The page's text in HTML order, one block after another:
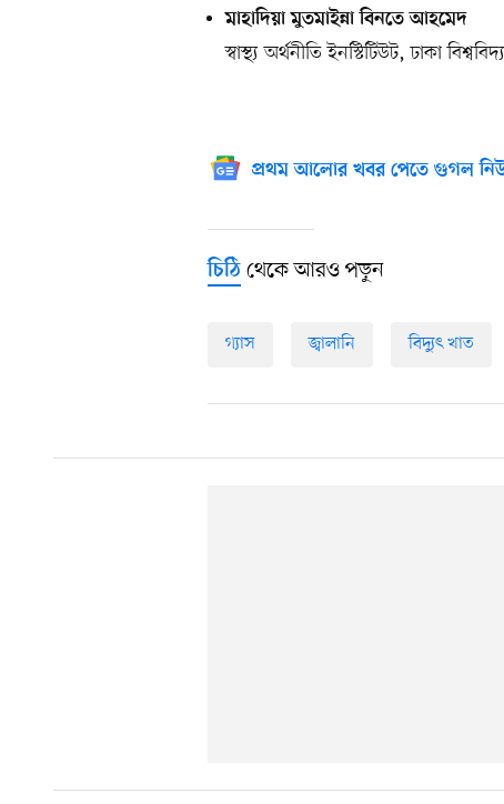
মাহাদিয়া মুতমাইন্না বিনতে আহমেদ
স্বাস্থ্য অর্থনীতি ইনস্টিটিউট, ঢাকা
প্রথম আলোর খবর পেতে গুগল
চিঠি থেকে আরও পড়ুন
গ্যাস জ্বালানি বিদ্যুৎ খাত